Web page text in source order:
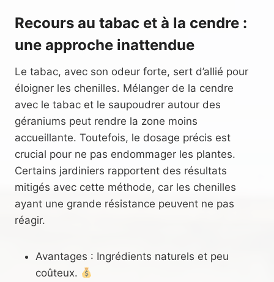
Recours au tabac et à la cendre :
une approche inattendue
Le tabac, avec son odeur forte, sert d’allié pour
éloigner les chenilles. Mélanger de la cendre
avec le tabac et le saupoudrer autour des
géraniums peut rendre la zone moins
accueillante. Toutefois, le dosage précis est
crucial pour ne pas endommager les plantes.
Certains jardiniers rapportent des résultats
mitigés avec cette méthode, car les chenilles
ayant une grande résistance peuvent ne pas
réagir.
Avantages : Ingrédients naturels et peu
coûteux.